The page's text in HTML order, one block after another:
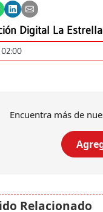
Digital La Estrella
Encuentra más de